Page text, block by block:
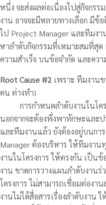
หนึ่ง จะส่งผลต่อเนื่องไปสู่กิจกรร
งาน อาจจะมีหลายทางเลือก มีข้
ไป Project Manager และทีมง
หาลำดับกิจกรรมที่เหมาะสมที่สุด
ความสำเร็จ บนข้อจำกัด และคว
Root Cause #2 เพราะ ทีมงาน
คน ต่างทำ)
การกำหนดลำดับงานในโคร
นอกจากจะต้องพึ่งพาทักษะและ
และทีมงานแล้ว ยังต้องอยู่บนกา
Manager ต้องบริหาร ให้ทีมงาน
งานในโครงการ ให้ตรงกัน เป็น
งาน ขาดการวางแผนลำดับงาน
โครงการ ไม่สามารถเชื่อมต่องา
งานไม่ได้สื่อสารเรื่องลำดับงาน